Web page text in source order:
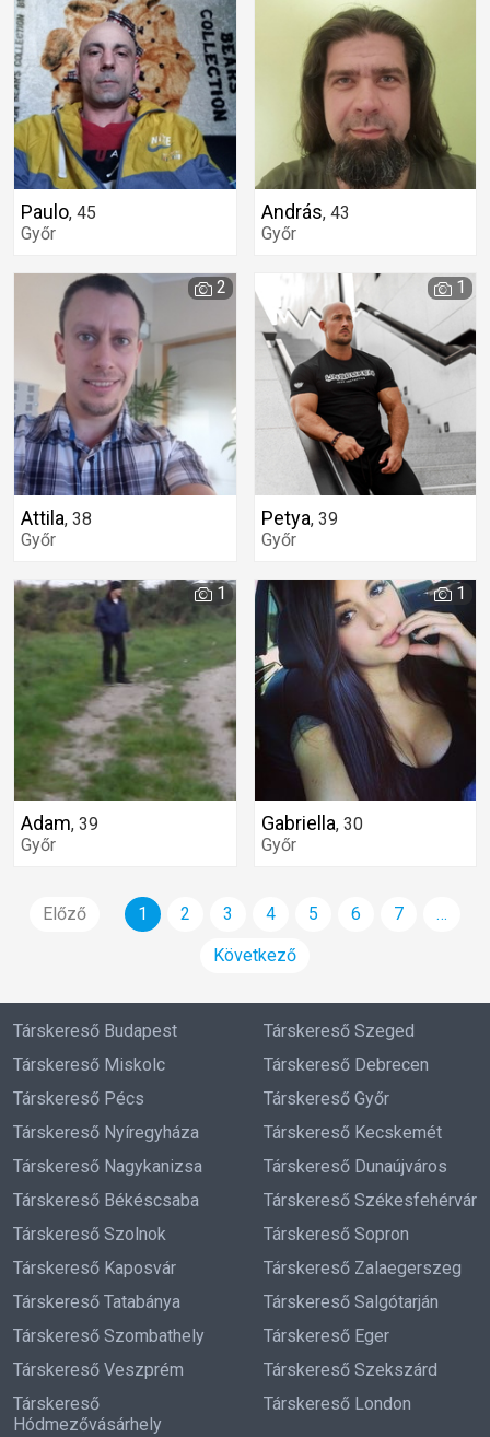
Paulo, 45
Győr
András, 43
Győr
Attila, 38
Győr
2
Petya, 39
Győr
1
Adam, 39
Győr
1
Gabriella, 30
Győr
1
Előző 1 2 3 4 5 6 7
…
Következő
Társkereső Budapest
Társkereső Szeged
Társkereső Miskolc
Társkereső Debrecen
Társkereső Pécs
Társkereső Győr
Társkereső Nyíregyháza
Társkereső Kecskemét
Társkereső Nagykanizsa
Társkereső Dunaújváros
Társkereső Békéscsaba
Társkereső Székesfehérvár
Társkereső Szolnok
Társkereső Sopron
Társkereső Kaposvár
Társkereső Zalaegerszeg
Társkereső Tatabánya
Társkereső Salgótarján
Társkereső Szombathely
Társkereső Eger
Társkereső Veszprém
Társkereső Szekszárd
Társkereső
Hódmezővásárhely
Társkereső London